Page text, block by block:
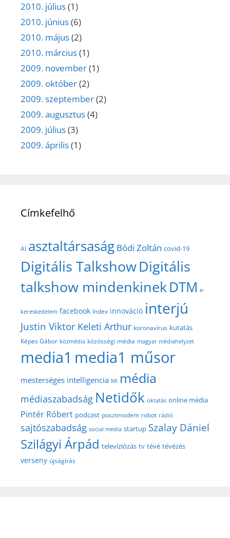
2010. július(1)
2010. június(6)
2010. május(2)
2010. március(1)
2009. november(1)
2009. október(2)
2009. szeptember(2)
2009. augusztus(4)
2009. július(3)
2009. április(1)
Címkefelhő
AI asztaltársaság Bódi Zoltán covid-19
Digitális TalkshowDigitális
talkshow mindenkinekDTM e-
kereskedelem facebook Index innováció interjú
Justin Viktor Keleti Arthur koronavírus kutatás
Képes Gábor közmédia közösségi média magyar médiahelyzet
media1 media1 műsor
mesterséges intelligencia MI média
médiaszabadság Netidők oktatás online média
Pintér Róbert podcast posztmodem robot rádió
sajtószabadság social media startup Szalay Dániel
Szilágyi Árpád televíziózás tv tévé tévézés
verseny újságírás